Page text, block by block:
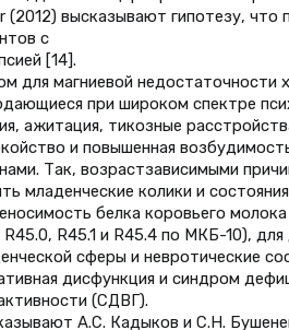
(2012) высказывают гипотезу,
с
[14].
для магниевой недостаточности
при широком спектре
ажитация, тикозные
и повышенная
Так, возрастзависимыми
младенческие колики и
белка коровьего
R45.1 и R45.4 по МКБ-10),
сферы и невротические
дисфункция и синдром
(СДВГ).
А.С. Кадыков и С.Н.